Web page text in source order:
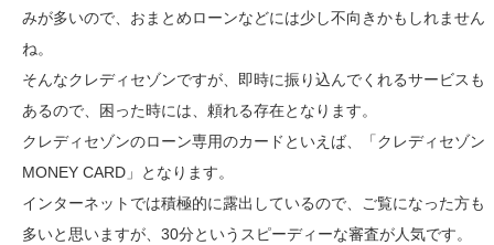
みが多いので、おまとめローンなどには少し不向きかもしれません
ね。
そんなクレディセゾンですが、即時に振り込んでくれるサービスも
あるので、困った時には、頼れる存在となります。
クレディセゾンのローン専用のカードといえば、「クレディセゾン
MONEY CARD」となります。
インターネットでは積極的に露出しているので、ご覧になった方も
多いと思いますが、30分というスピーディーな審査が人気です。